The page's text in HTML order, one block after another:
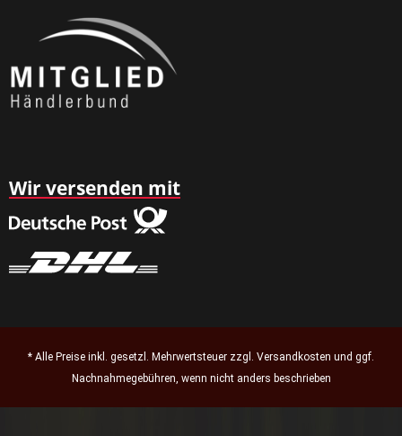
Wir versenden mit
* Alle Preise inkl. gesetzl. Mehrwertsteuer zzgl. Versandkosten und ggf.
Nachnahmegebühren, wenn nicht anders beschrieben